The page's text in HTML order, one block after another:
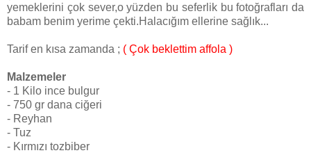
yemeklerini çok sever,o yüzden bu seferlik bu fotoğrafları da
babam benim yerime çekti.Halacığım ellerine sağlık...
Tarif en kısa zamanda ; ( Çok beklettim affola )
Malzemeler
- 1 Kilo ince bulgur
- 750 gr dana ciğeri
- Reyhan
- Tuz
- Kırmızı tozbiber